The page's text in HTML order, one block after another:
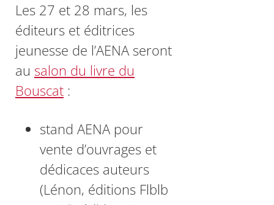
Les 27 et 28 mars, les
éditeurs et éditrices
jeunesse de l’AENA seront
au salon du livre du
Bouscat :
stand AENA pour
vente d’ouvrages et
dédicaces auteurs
(Lénon, éditions Flblb